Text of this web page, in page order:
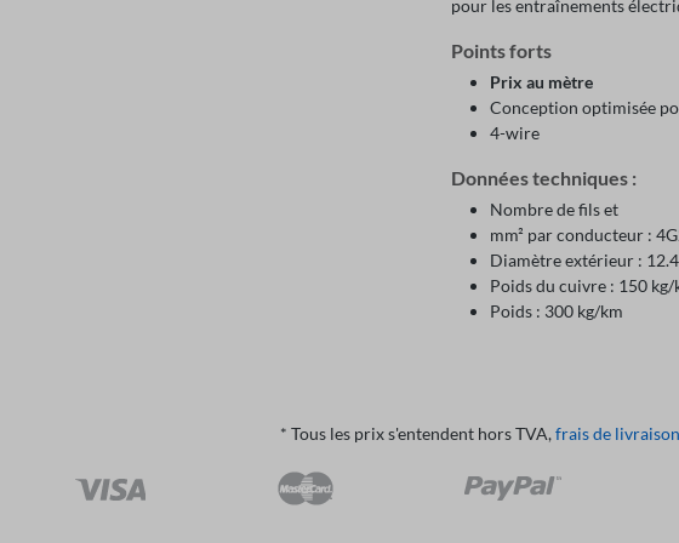
pour les entraînements
Points forts
Prix au mètre
Conception optimisée
4-wire
Données techniques :
Nombre de fils et
mm² par conducteur :
Diamètre extérieur :
Poids du cuivre : 150 kg/
Poids : 300 kg/km
* Tous les prix s'entendent hors TVA, frais de livraison